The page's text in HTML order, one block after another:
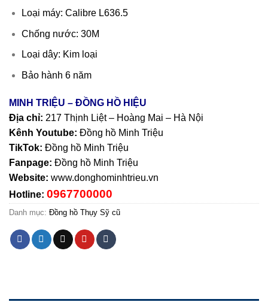
Loại máy: Calibre L636.5
Chống nước: 30M
Loại dây: Kim loại
Bảo hành 6 năm
MINH TRIỆU – ĐỒNG HỒ HIỆU
Địa chỉ: 217 Thịnh Liệt – Hoàng Mai – Hà Nội
Kênh Youtube: Đồng hồ Minh Triệu
TikTok: Đồng hồ Minh Triệu
Fanpage: Đồng hồ Minh Triệu
Website: www.donghominhtrieu.vn
Hotline: 0967700000
Danh mục: Đồng hồ Thụy Sỹ cũ